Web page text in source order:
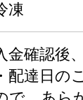
凍
金確認後
・配達日の